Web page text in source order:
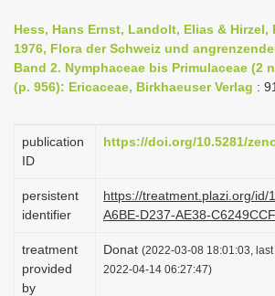
v
i
g
t
o
n
Hess, Hans Ernst, Landolt, Elias & Hirzel,
1976, Flora der Schweiz und
Band 2. Nymphaceae bis Primulaceae (2
(p. 956): Ericaceae, Birkhaeuser Verlag :
publication
ID
https://doi.org/10.5281/
persistent
identifier
https://treatment.plazi.org/id/
A6BE-D237-AE38-
treatment
provided
by
Donat (2022-03-08 18:01:03,
2022-04-14 06:27:47)